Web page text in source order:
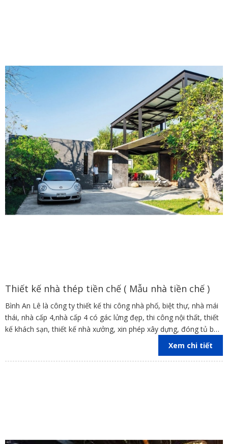
Thiết kế nhà thép tiền chế ( Mẫu nhà tiền chế )
Bình An Lê là công ty thiết kế thi công nhà phố, biệt thự, nhà mái
thái, nhà cấp 4,nhà cấp 4 có gác lửng đẹp, thi công nội thất, thiết
kế khách sạn, thiết kế nhà xưởng, xin phép xây dựng, đóng tủ bếp
trên địa bàn các tỉnh Đồng Nai, Bình Dương, TP Hồ Chí Minh,
Xem chi tiết